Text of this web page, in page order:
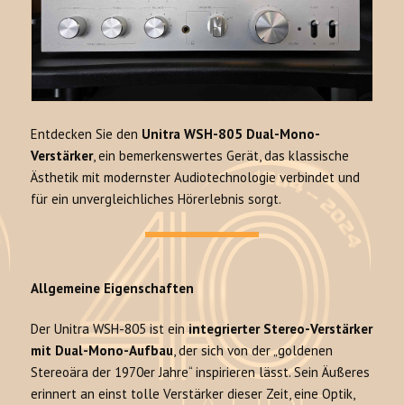
Entdecken Sie den Unitra WSH-805 Dual-Mono-
Verstärker, ein bemerkenswertes Gerät, das klassische
Ästhetik mit modernster Audiotechnologie verbindet und
für ein unvergleichliches Hörerlebnis sorgt.
Allgemeine Eigenschaften
Der Unitra WSH-805 ist ein integrierter Stereo-Verstärker
mit Dual-Mono-Aufbau , der sich von der „goldenen
Stereoära der 1970er Jahre“ inspirieren lässt. Sein Äußeres
erinnert an einst tolle Verstärker dieser Zeit, eine Optik,